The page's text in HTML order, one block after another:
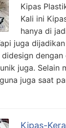
Kipas
Kali ini
hanya di
juga
didesign
juga. Selain
juga saat
Kipas-